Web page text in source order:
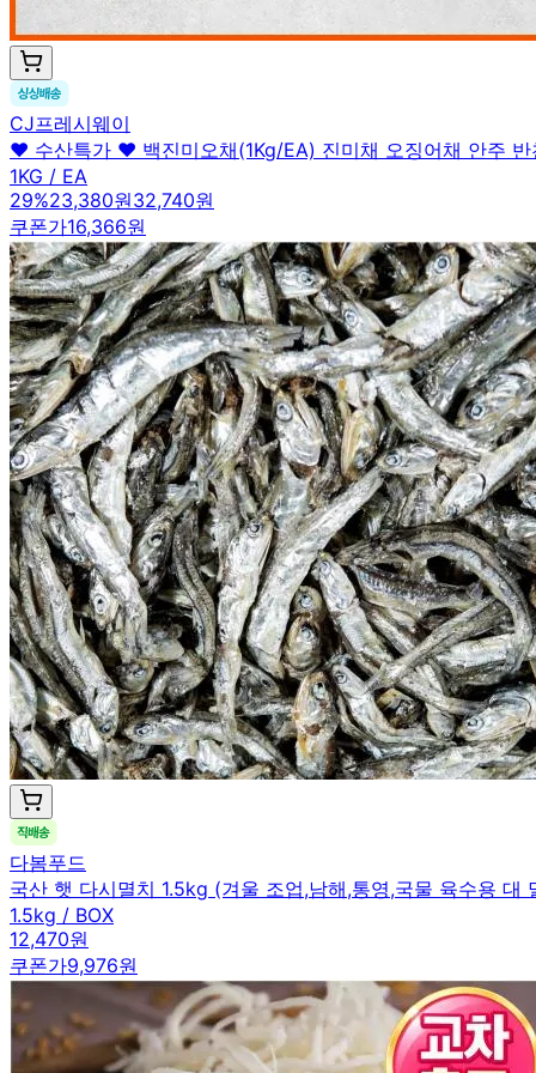
CJ프레시웨이
♥ 수산특가 ♥ 백진미오채(1Kg/EA) 진미채 오징어채 안주 반
1KG / EA
29%23,380원32,740원
쿠폰가16,366원
다봄푸드
국산 햇 다시멸치 1.5kg (겨울 조업,남해,통영,국물 육수용 대
1.5kg / BOX
12,470원
쿠폰가9,976원